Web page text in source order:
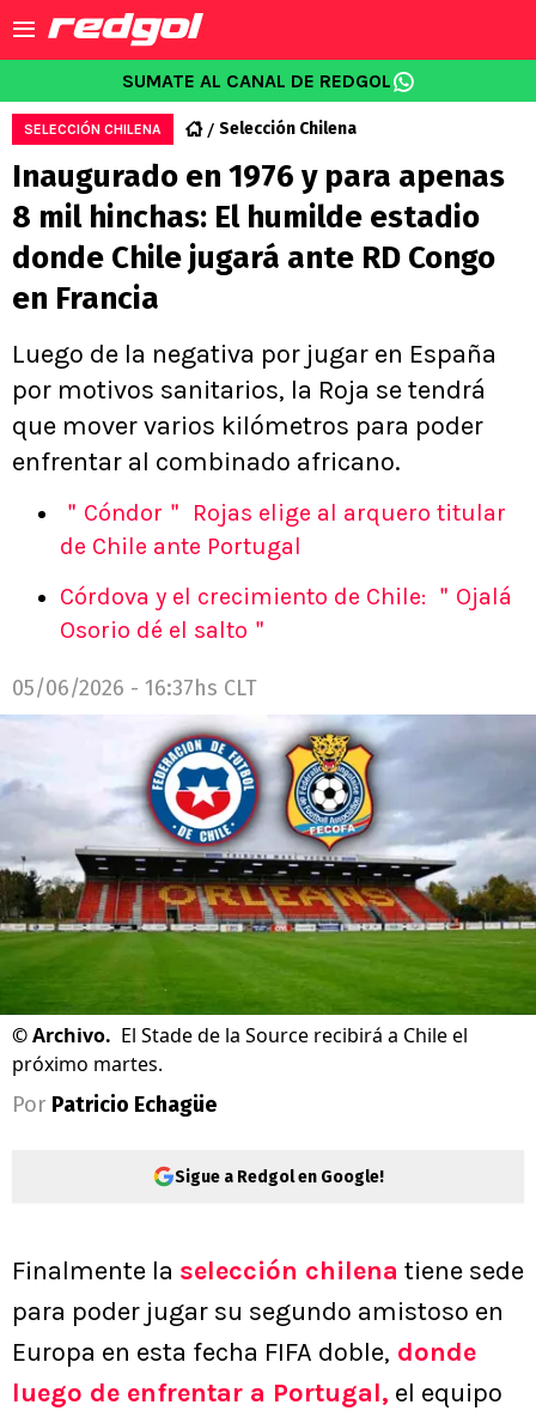
SUMATE AL CANAL DE REDGOL
SELECCIÓN CHILENA Selección Chilena
Inaugurado en 1976 y para apenas
8 mil hinchas: El humilde estadio
donde Chile jugará ante RD Congo
en Francia
Luego de la negativa por jugar en España
por motivos sanitarios, la Roja se tendrá
que mover varios kilómetros para poder
enfrentar al combinado africano.
＂Cóndor＂ Rojas elige al arquero titular
de Chile ante Portugal
Córdova y el crecimiento de Chile: ＂Ojalá
Osorio dé el salto＂
05/06/2026 - 16:37hs CLT
©Archivo. El Stade de la Source recibirá a Chile el
próximo martes.
Por Patricio Echagüe
Sigue a Redgol en Google!
Finalmente la selección chilena tiene sede
para poder jugar su segundo amistoso en
Europa en esta fecha FIFA doble, donde
luego de enfrentar a Portugal, el equipo